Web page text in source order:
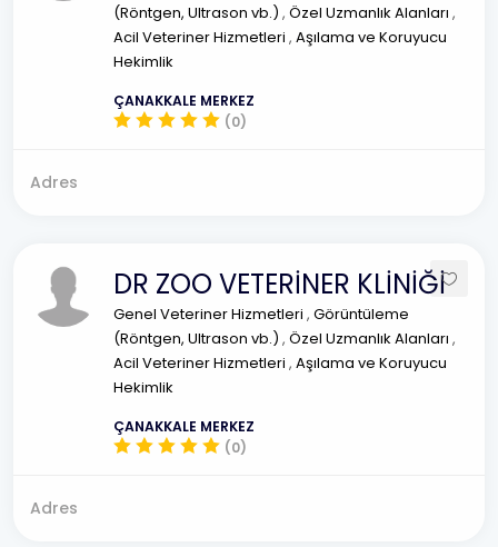
(Röntgen, Ultrason vb.) , Özel Uzmanlık Alanları ,
Acil Veteriner Hizmetleri , Aşılama ve Koruyucu
Hekimlik
ÇANAKKALE MERKEZ
(0)
Adres
DR ZOO VETERİNER KLİNİĞİ
Genel Veteriner Hizmetleri , Görüntüleme
(Röntgen, Ultrason vb.) , Özel Uzmanlık Alanları ,
Acil Veteriner Hizmetleri , Aşılama ve Koruyucu
Hekimlik
ÇANAKKALE MERKEZ
(0)
Adres